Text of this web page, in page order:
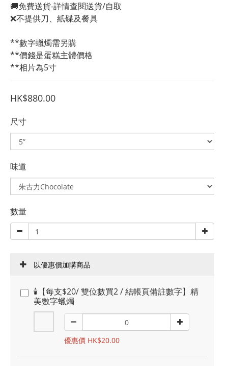
🚚免費送貨-詳情查閱送貨/自取
❌不提供刀、紙碟及餐具
**數字蠟燭需另購
**價錢是蛋糕主體價格
**相片為5寸
HK$880.00
尺寸
味道
數量
以優惠價加購商品
🕯️【每支$20/ 雙位數買2 / 結帳頁備註數字】精
美數字蠟燭
優惠價 HK$20.00